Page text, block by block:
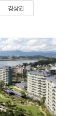
경상권